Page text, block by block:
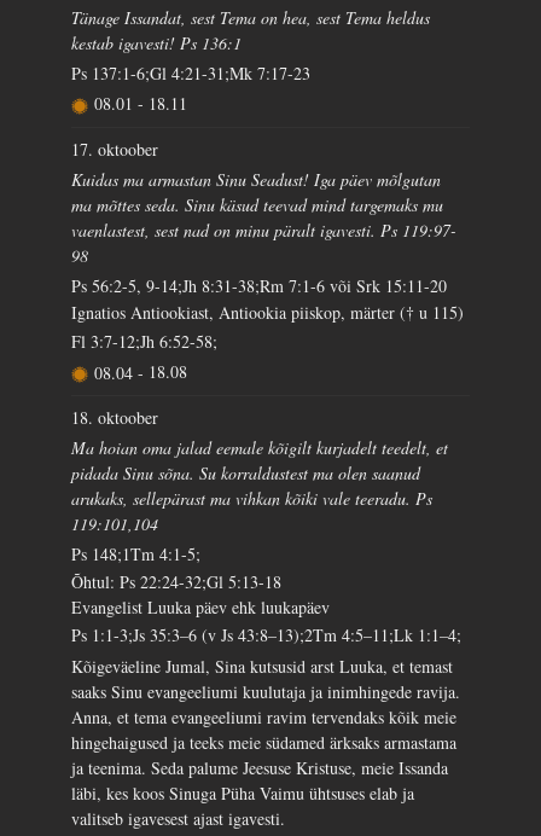
Tänage Issandat, sest Tema on hea, sest Tema heldus
kestab igavesti! Ps 136:1
Ps 137:1-6;Gl 4:21-31;Mk 7:17-23
08.01 - 18.11
17. oktoober
Kuidas ma armastan Sinu Seadust! Iga päev mõlgutan
ma mõttes seda. Sinu käsud teevad mind targemaks mu
vaenlastest, sest nad on minu päralt igavesti. Ps 119:97-
98
Ps 56:2-5, 9-14;Jh 8:31-38;Rm 7:1-6 või Srk 15:11-20
Ignatios Antiookiast, Antiookia piiskop, märter († u 115)
Fl 3:7-12;Jh 6:52-58;
08.04 - 18.08
18. oktoober
Ma hoian oma jalad eemale kõigilt kurjadelt teedelt, et
pidada Sinu sõna. Su korraldustest ma olen saanud
arukaks, sellepärast ma vihkan kõiki vale teeradu. Ps
119:101,104
Ps 148;1Tm 4:1-5;
Õhtul: Ps 22:24-32;Gl 5:13-18
Evangelist Luuka päev ehk luukapäev
Ps 1:1-3;Js 35:3–6 (v Js 43:8–13);2Tm 4:5–11;Lk 1:1–4;
Kõigeväeline Jumal, Sina kutsusid arst Luuka, et temast
saaks Sinu evangeeliumi kuulutaja ja inimhingede ravija.
Anna, et tema evangeeliumi ravim tervendaks kõik meie
hingehaigused ja teeks meie südamed ärksaks armastama
ja teenima. Seda palume Jeesuse Kristuse, meie Issanda
läbi, kes koos Sinuga Püha Vaimu ühtsuses elab ja
valitseb igavesest ajast igavesti.